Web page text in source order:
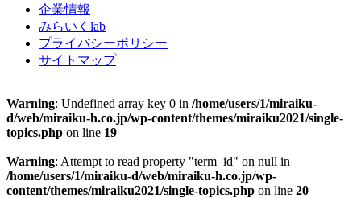
企業情報
みらいくlab
プライバシーポリシー
サイトマップ
Warning: Undefined array key 0 in /home/users/1/miraiku-
d/web/miraiku-h.co.jp/wp-content/themes/miraiku2021/single-
topics.php on line 19
Warning: Attempt to read property "term_id" on null in
/home/users/1/miraiku-d/web/miraiku-h.co.jp/wp-
content/themes/miraiku2021/single-topics.php on line 20